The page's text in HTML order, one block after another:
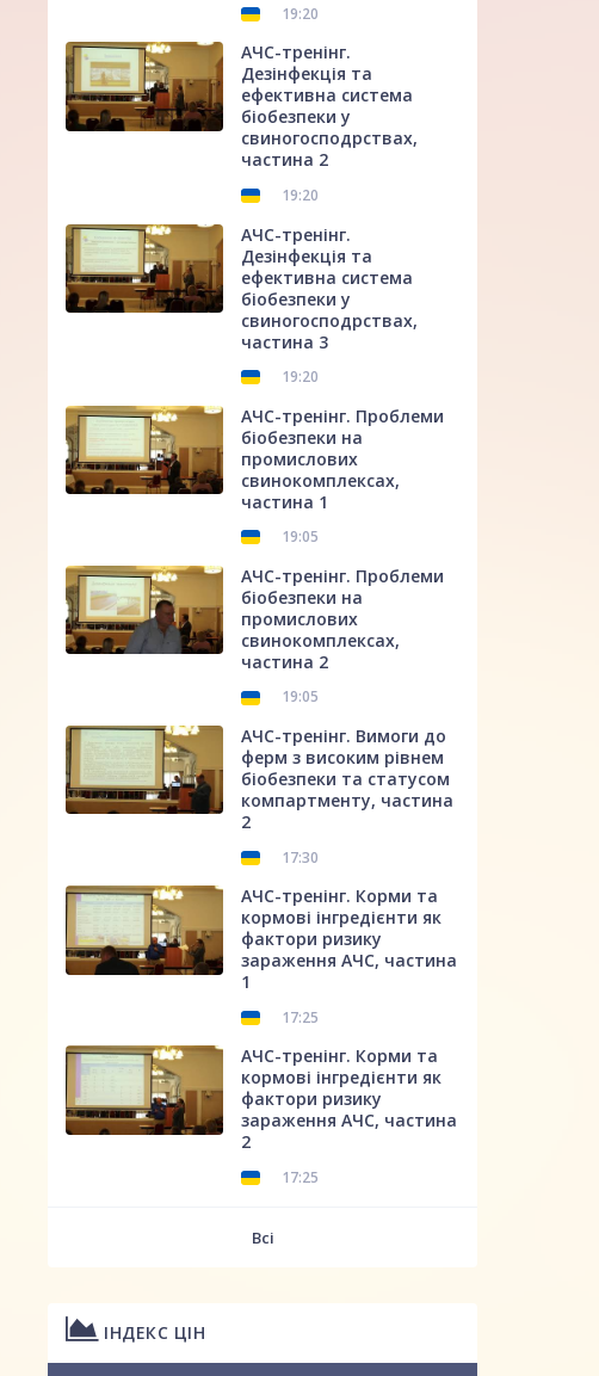
19:20
АЧС-тренінг.
Дезінфекція та
ефективна система
біобезпеки у
свиногосподрствах,
частина 2
19:20
АЧС-тренінг.
Дезінфекція та
ефективна система
біобезпеки у
свиногосподрствах,
частина 3
19:20
АЧС-тренінг. Проблеми
біобезпеки на
промислових
свинокомплексах,
частина 1
19:05
АЧС-тренінг. Проблеми
біобезпеки на
промислових
свинокомплексах,
частина 2
19:05
АЧС-тренінг. Вимоги до
ферм з високим рівнем
біобезпеки та статусом
компартменту, частина
2
17:30
АЧС-тренінг. Корми та
кормові інгредієнти як
фактори ризику
зараження АЧС, частина
1
17:25
АЧС-тренінг. Корми та
кормові інгредієнти як
фактори ризику
зараження АЧС, частина
2
17:25
Всі
ІНДЕКС ЦІН